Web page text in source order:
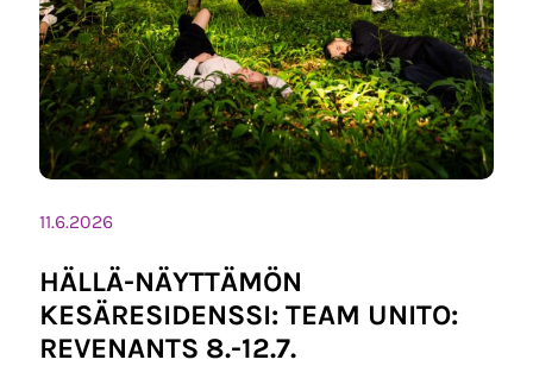
11.6.2026
HÄLLÄ-NÄYTTÄMÖN
KESÄRESIDENSSI: TEAM UNITO:
REVENANTS 8.-12.7.